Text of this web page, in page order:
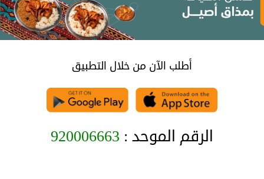
أطلب الآن من خلال التطبيق
الرقم الموحد : 920006663